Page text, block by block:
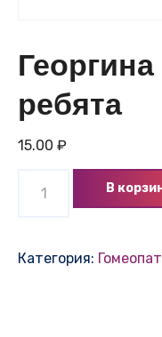
ребята
15.00 ₽
Веселые
В
Категория: